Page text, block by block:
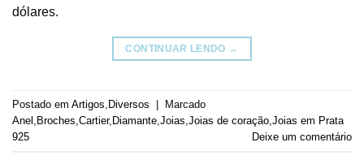
dólares.
CONTINUAR LENDO →
Postado em Artigos Diversos | Marcado
Anel Broches Cartier, Diamante Joias Joias de coração Joias em Prata
925
Deixe um comentário